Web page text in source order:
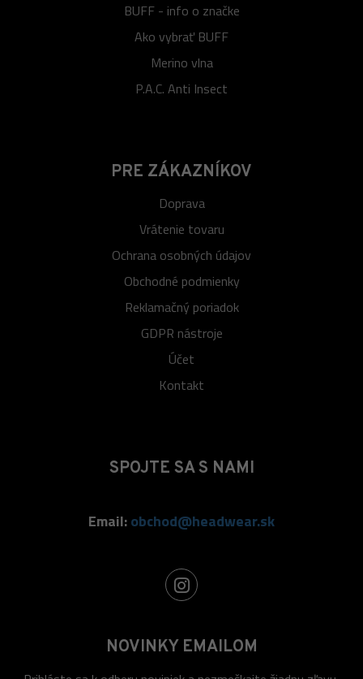
BUFF - info o značke
Ako vybrať BUFF
Merino vlna
P.A.C. Anti Insect
PRE ZÁKAZNÍKOV
Doprava
Vrátenie tovaru
Ochrana osobných údajov
Obchodné podmienky
Reklamačný poriadok
GDPR nástroje
Účet
Kontakt
SPOJTE SA S NAMI
Email:obchod@headwear.sk
NOVINKY EMAILOM